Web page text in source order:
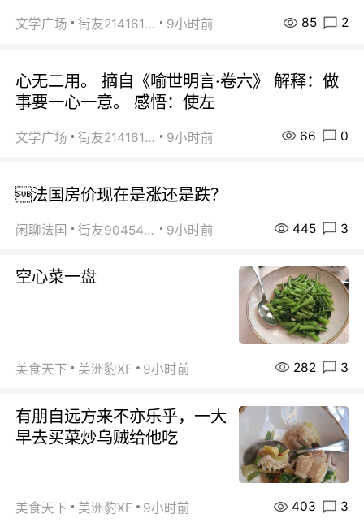
文学广场 街友21416156 9小时前 85 2
心无二用。 摘自《喻世明言·卷六》 解释：做
事要一心一意。 感悟：使左
文学广场 街友21416156 9小时前 66 0
法国房价现在是涨还是跌？
闲聊法国 街友90454511 9小时前 445 3
空心菜一盘
美食天下 美洲豹XF 9小时前 282 3
有朋自远方来不亦乐乎，一大
早去买菜炒乌贼给他吃
美食天下 美洲豹XF 9小时前 403 3